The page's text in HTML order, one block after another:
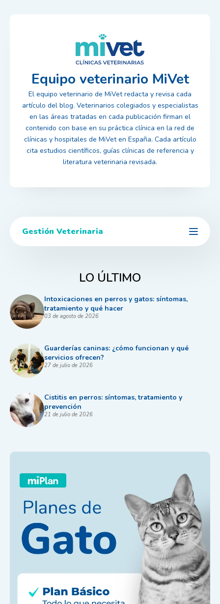
Equipo veterinario MiVet
El equipo veterinario de MiVet redacta y revisa cada
artículo del blog. Veterinarios colegiados y especialistas
en las áreas tratadas en cada publicación firman el
contenido con base en su práctica clínica en la red de
clínicas y hospitales de MiVet en España. Cada artículo
cita estudios científicos, guías clínicas de referencia y
literatura veterinaria revisada.
Gestión Veterinaria
LO ÚLTIMO
Intoxicaciones en perros y gatos: síntomas,
tratamiento y qué hacer
03 de agosto de 2026
Guarderías caninas: ¿cómo funcionan y qué
servicios ofrecen?
27 de julio de 2026
Cistitis en perros: síntomas, tratamiento y
prevención
21 de julio de 2026